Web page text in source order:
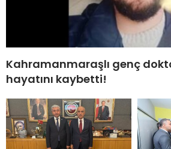
Kahramanmaraşlı genç
hayatını kaybetti!